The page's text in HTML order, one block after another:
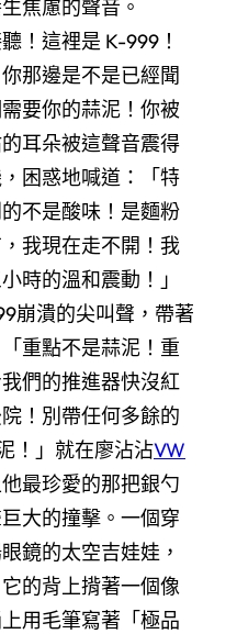
焦慮的聲音。
！這裡是 K-999！
那邊是不是已經聞
要你的蒜泥！你被
耳朵被這聲音震得
困惑地喊道：「特
不是酸味！是麵粉
我現在走不開！我
時的溫和震動！」
崩潰的尖叫聲，帶著
重點不是蒜泥！重
們的推進器快沒紅
！別帶任何多餘的
！」就在廖沾沾VW
最珍愛的那把銀勺
大的撞擊。一個穿
鏡的太空吉娃娃，
的背上揹著一個像
用毛筆寫著「極品